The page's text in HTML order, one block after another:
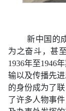
新中国的
为之奋斗，甚
1936年至1946
输以及传播先
的身份成为了
了许多人物事